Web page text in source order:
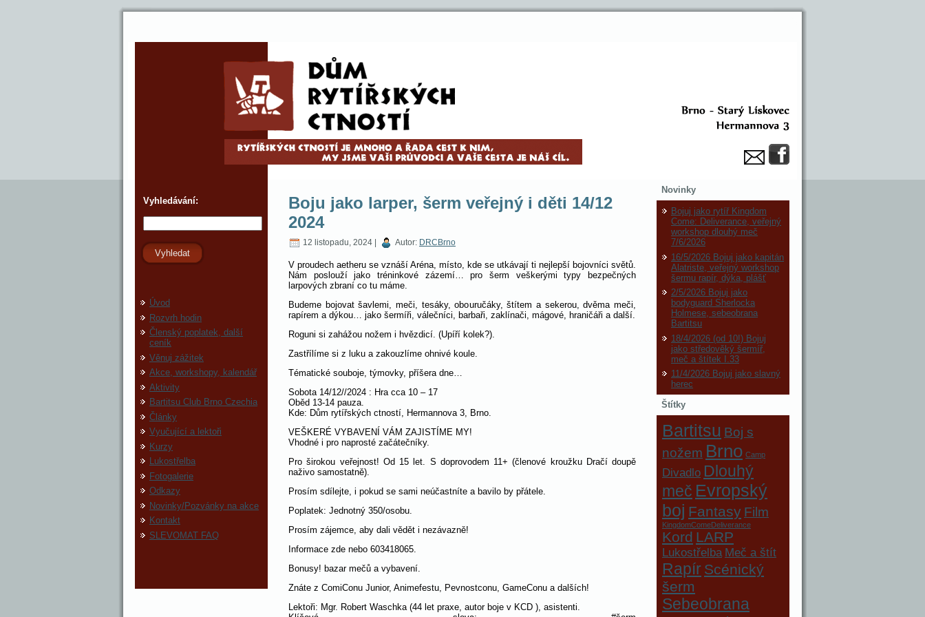
Vyhledávání:
Vyhledat
Úvod
Rozvrh hodin
Členský poplatek, další
ceník
Věnuj zážitek
Akce, workshopy, kalendář
Aktivity
Bartitsu Club Brno Czechia
Články
Vyučující a lektoři
Kurzy
Lukostřelba
Fotogalerie
Odkazy
Novinky/Pozvánky na akce
Kontakt
SLEVOMAT FAQ
Boju jako larper, šerm veřejný i děti 14/12
2024
12 listopadu, 2024 | Autor: DRCBrno
V proudech aetheru se vznáší Aréna, místo, kde se utkávají ti nejlepší bojovníci světů.
Nám poslouží jako tréninkové zázemí… pro šerm veškerými typy bezpečných
larpových zbraní co tu máme.
Budeme bojovat šavlemi, meči, tesáky, obouručáky, štítem a sekerou, dvěma meči,
rapírem a dýkou… jako šermíři, válečníci, barbaři, zaklínači, mágové, hraničáři a další.
Roguni si zahážou nožem i hvězdicí. (Upíří kolek?).
Zastřílíme si z luku a zakouzlíme ohnivé koule.
Tématické souboje, týmovky, příšera dne…
Sobota 14/12//2024 : Hra cca 10 – 17
Oběd 13-14 pauza.
Kde: Dům rytířských ctností, Hermannova 3, Brno.
VEŠKERÉ VYBAVENÍ VÁM ZAJISTÍME MY!
Vhodné i pro naprosté začátečníky.
Pro širokou veřejnost! Od 15 let. S doprovodem 11+ (členové kroužku Dračí doupě
naživo samostatně).
Prosím sdílejte, i pokud se sami neúčastníte a bavilo by přátele.
Poplatek: Jednotný 350/osobu.
Prosím zájemce, aby dali vědět i nezávazně!
Informace zde nebo 603418065.
Bonusy! bazar mečů a vybavení.
Znáte z ComiConu Junior, Animefestu, Pevnostconu, GameConu a dalších!
Lektoři: Mgr. Robert Waschka (44 let praxe, autor boje v KCD ), asistenti.
Novinky
Bojuj jako rytíř Kingdom
Come: Deliverance, veřejný
workshop dlouhý meč
7/6/2026
16/5/2026 Bojuj jako kapitán
Alatriste, veřejný workshop
šermu rapír, dýka, plášť
2/5/2026 Bojuj jako
bodyguard Sherlocka
Holmese, sebeobrana
Bartitsu
18/4/2026 (od 10!) Bojuj
jako středověký šermíř,
meč a štítek I.33
11/4/2026 Bojuj jako slavný
herec
Štítky
Bartitsu Boj s
nožem Brno Camp
Divadlo Dlouhý
meč Evropský
boj Fantasy Film
KingdomComeDeliverance
Kord LARP
Lukostřelba Meč a štít
Rapír Scénický
šerm
Sebeobrana